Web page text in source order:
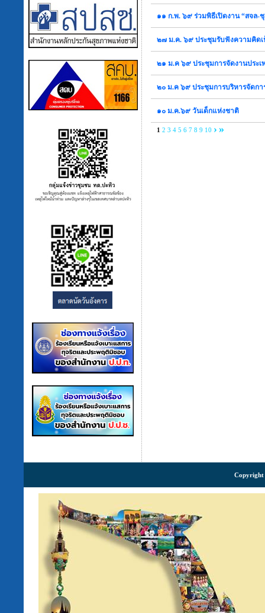
๑๑ ก.พ. ๖๙ ร่วมพิธีเปิดงาน “สจล
๒๗ ม.ค. ๖๙ ประชุมรับฟังความคิดเ
๒๑ ม.ค ๖๙ ประชุมการจัดงานประ
๒๐ ม.ค ๖๙ ประชุมการบริหารจัดก
๑๐ ม.ค.๖๙ วันเด็กแห่งชาติ
1 2 3 4 5 6 7 8 9 10 › »
Copyright